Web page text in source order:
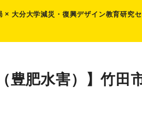
× 大分大学減災 ・ 復興デザイン教育研究
豊肥水害）】竹田